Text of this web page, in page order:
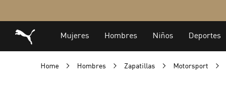
Home Hombres Zapatillas Motorsport